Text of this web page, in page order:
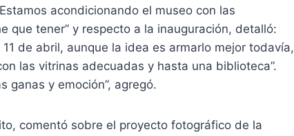
acondicionando el museo con las
que tener” y respecto a la inauguración, detalló:
de abril, aunque la idea es armarlo mejor todavía,
las vitrinas adecuadas y hasta una biblioteca”.
ganas y emoción”, agregó.
comentó sobre el proyecto fotográfico de la